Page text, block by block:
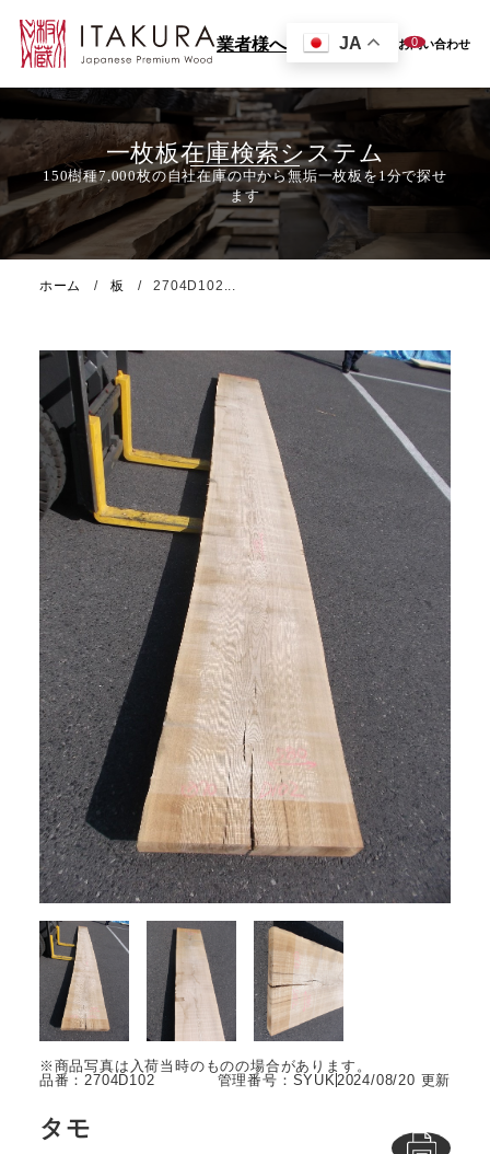
業者様へ JA 0
お問い合わせ
一枚板在庫検索システム
ホーム 板 2704D102...
品番：2704D102 管理番号：SYUK 2024/08/20 更新
タモ